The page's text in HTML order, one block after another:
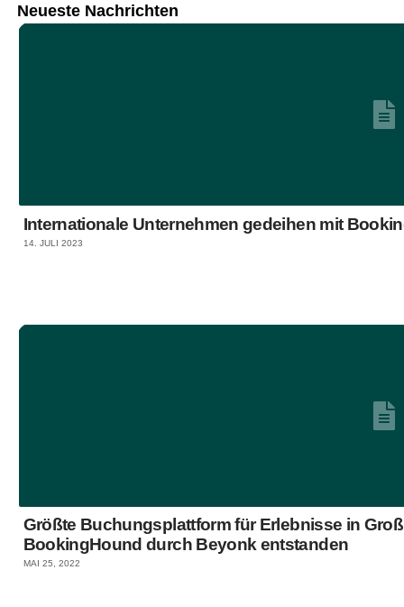
Neueste Nachrichten
Internationale Unternehmen gedeihen mit
14. JULI 2023
Größte Buchungsplattform für Erlebnisse in
BookingHound durch Beyonk entstanden
MAI 25, 2022